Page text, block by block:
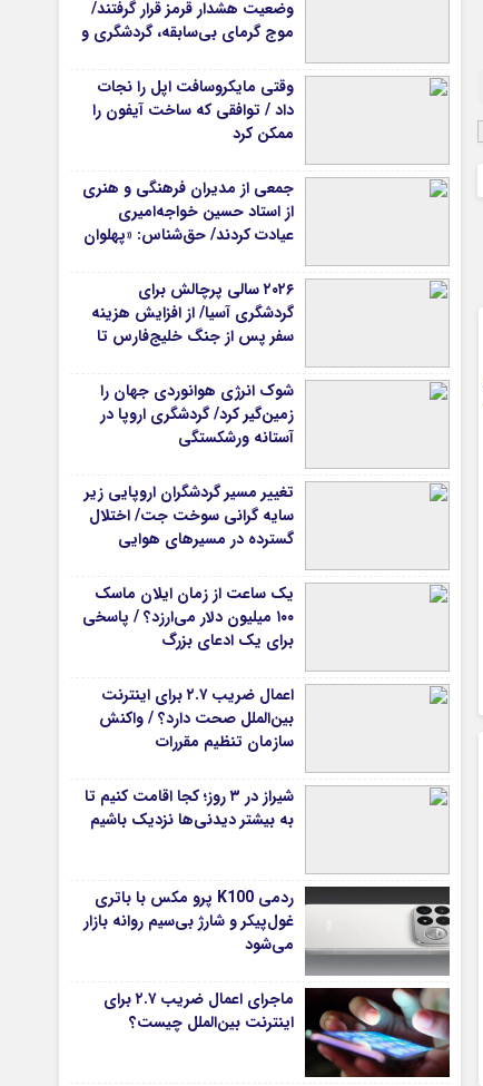
وضعیت هشدار قرمز قرار گرفتند/
موج گرمای بی‌سابقه، گردشگری و
قرار داد
وقتی مایکروسافت اپل را نجات
داد / توافقی که ساخت آیفون را
ممکن کرد
جمعی از مدیران فرهنگی و هنری
از استاد حسین خواجه‌امیری
عیادت کردند/ حق‌شناس: «پهلوان
برای استاد ایرج است
۲۰۲۶ سالی پرچالش برای
گردشگری آسیا/ از افزایش هزینه
سفر پس از جنگ خلیج‌فارس تا
شوک انرژی هوانوردی جهان را
زمین‌گیر کرد/ گردشگری اروپا در
آستانه ورشکستگی
تغییر مسیر گردشگران اروپایی زیر
سایه گرانی سوخت جت/ اختلال
گسترده در مسیرهای هوایی
یک ساعت از زمان ایلان ماسک
۱۰۰ میلیون دلار می‌ارزد؟ / پاسخی
برای یک ادعای بزرگ
اعمال ضریب ۲.۷ برای اینترنت
بین‌الملل صحت دارد؟ / واکنش
سازمان تنظیم مقررات
شیراز در ۳ روز؛ کجا اقامت کنیم تا
به بیشتر دیدنی‌ها نزدیک باشیم
ردمی K100 پرو مکس با باتری
غول‌پیکر و شارژ بی‌سیم روانه بازار
می‌شود
ماجرای اعمال ضریب ۲.۷ برای
اینترنت بین‌الملل چیست؟